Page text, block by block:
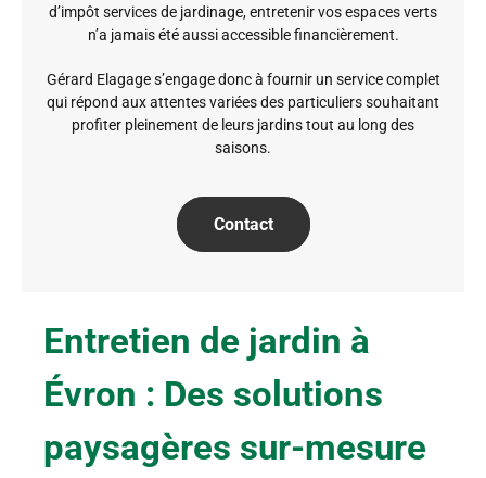
d’impôt services de jardinage, entretenir vos espaces verts
n’a jamais été aussi accessible financièrement.
Gérard Elagage s’engage donc à fournir un service complet
qui répond aux attentes variées des particuliers souhaitant
profiter pleinement de leurs jardins tout au long des
saisons.
Contact
Entretien de jardin à
Évron : Des solutions
paysagères sur-mesure